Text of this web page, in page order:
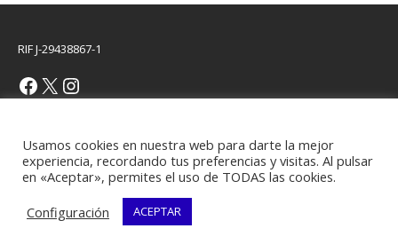
RIF J-29438867-1
Usamos cookies en nuestra web para darte la mejor
experiencia, recordando tus preferencias y visitas. Al pulsar
en «Aceptar», permites el uso de TODAS las cookies.
Configuración
ACEPTAR